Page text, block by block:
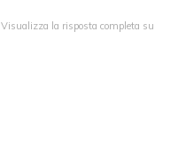
Visualizza la risposta completa su